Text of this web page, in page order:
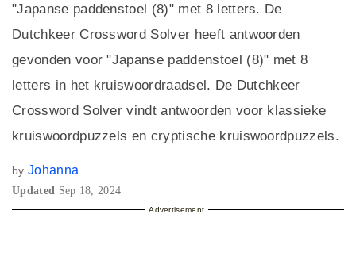
"Japanse paddenstoel (8)" met 8 letters. De
Dutchkeer Crossword Solver heeft antwoorden
gevonden voor "Japanse paddenstoel (8)" met 8
letters in het kruiswoordraadsel. De Dutchkeer
Crossword Solver vindt antwoorden voor klassieke
kruiswoordpuzzels en cryptische kruiswoordpuzzels.
by Johanna
Updated Sep 18, 2024
Advertisement